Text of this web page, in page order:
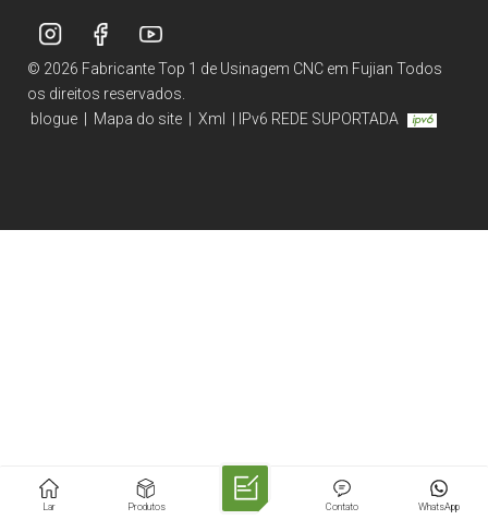
© 2026 Fabricante Top 1 de Usinagem CNC em Fujian Todos
os direitos reservados.
blogue
Mapa do site Xml IPv6 REDE SUPORTADA
Lar Produtos WhatsApp
Contato